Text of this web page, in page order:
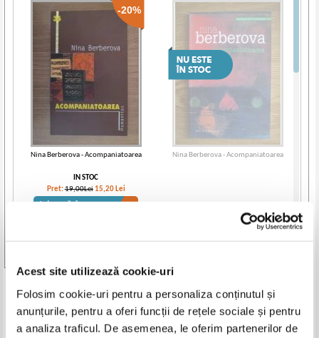
Acest site utilizează cookie-uri
Folosim cookie-uri pentru a personaliza conținutul și
anunțurile, pentru a oferi funcții de rețele sociale și pentru
a analiza traficul. De asemenea, le oferim partenerilor de
-20%
Nina Berberova - Acompaniatoarea
IN STOC
Pret:19,00Lei 15,20 Lei
Adaugă în coș
Nina Berberova - Acompaniatoarea
Produse din aceeasi categorie